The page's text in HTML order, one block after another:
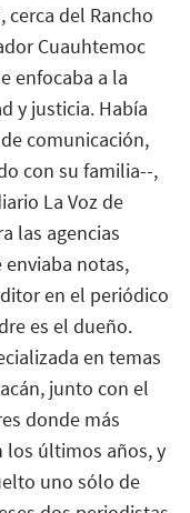
del Rancho
Cuauhtemoc
enfocaba a la
y justicia. Había
comunicación,
con su familia--,
La Voz de
las agencias
enviaba notas,
en el periódico
es el dueño.
en temas
junto con el
donde más
los últimos años, y
uno sólo de